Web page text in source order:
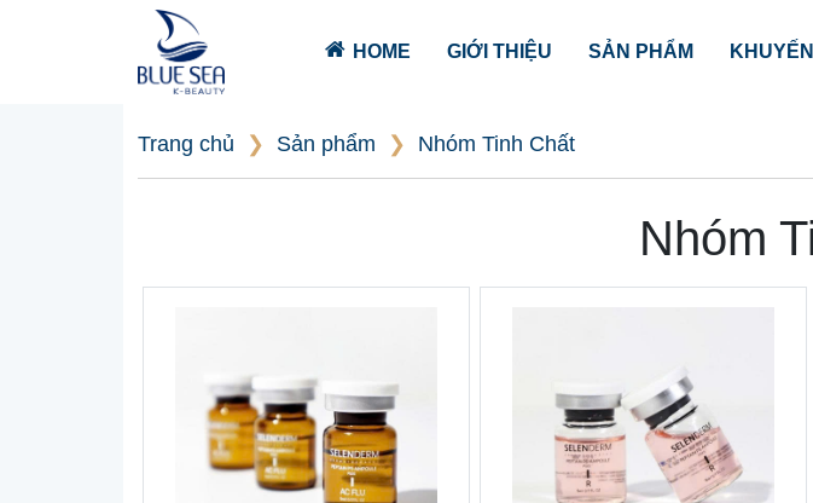
HOME GIỚI THIỆU SẢN PHẨM
Trang chủ ❯ Sản phẩm ❯ Nhóm Tinh Chất
Nhóm